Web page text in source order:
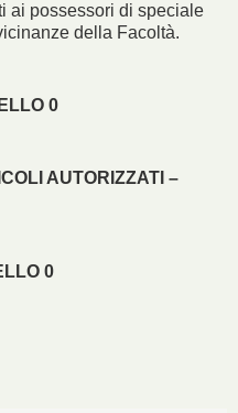
ai possessori di speciale
della Facoltà.
0
AUTORIZZATI –
0